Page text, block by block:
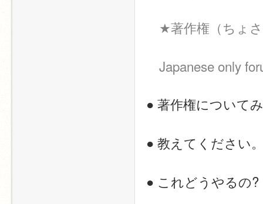
★著作権（ちょ
Japanese only
● 著作権について
● 教えてください
● これどうやるの?